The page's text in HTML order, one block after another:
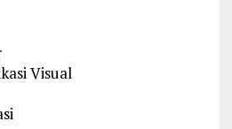
Visual